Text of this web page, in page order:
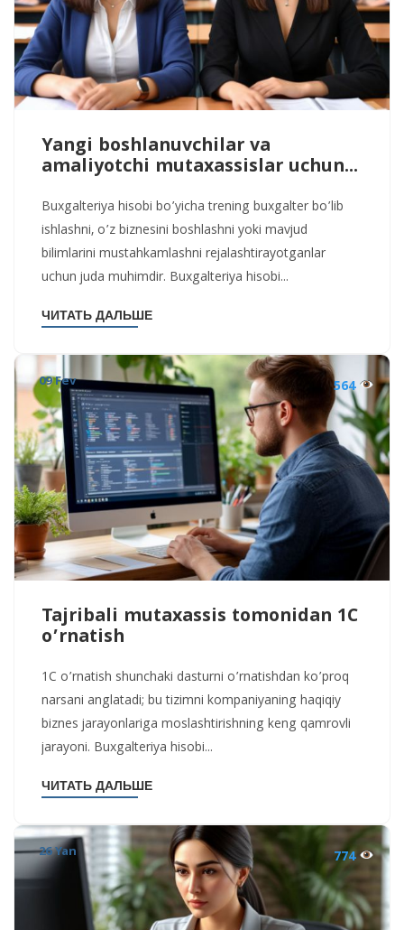
Yangi boshlanuvchilar va
amaliyotchi mutaxassislar uchun...
Buxgalteriya hisobi bo’yicha trening buxgalter bo’lib
ishlashni, o’z biznesini boshlashni yoki mavjud
bilimlarini mustahkamlashni rejalashtirayotganlar
uchun juda muhimdir. Buxgalteriya hisobi...
ЧИТАТЬ ДАЛЬШЕ
09 Fev 564
Tajribali mutaxassis tomonidan 1C
o’rnatish
1C o’rnatish shunchaki dasturni o’rnatishdan ko’proq
narsani anglatadi; bu tizimni kompaniyaning haqiqiy
biznes jarayonlariga moslashtirishning keng qamrovli
jarayoni. Buxgalteriya hisobi...
ЧИТАТЬ ДАЛЬШЕ
26 Yan 774